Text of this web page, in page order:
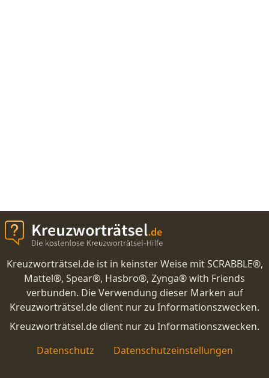
Kreuzworträtsel.de ist in keinster Weise mit SCRABBLE®,
Mattel®, Spear®, Hasbro®, Zynga® with Friends
verbunden. Die Verwendung dieser Marken auf
Kreuzworträtsel.de dient nur zu Informationszwecken.
Kreuzworträtsel.de dient nur zu Informationszwecken.
Datenschutz
Datenschutzeinstellungen